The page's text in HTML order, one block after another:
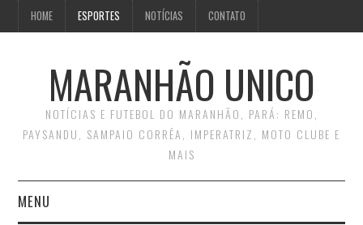
HOME ESPORTES NOTÍCIAS CONTATO
MARANHÃO UNICO
NOTÍCIAS E FUTEBOL DO MARANHÃO, PARÁ: REMO,
PAYSANDU, SAMPAIO CORRÊA, IMPERATRIZ, MOTO CLUBE E
MAIS
MENU